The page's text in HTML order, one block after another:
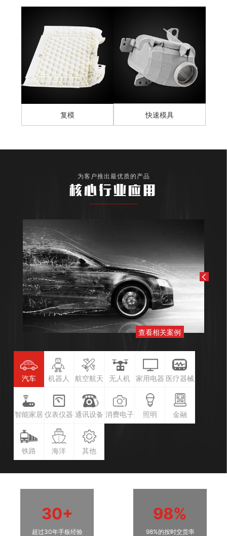
复模 快速模具
为客户推出最优质的产品
核心行业应用
查看相关案例
汽车 机器人 航空航天 无人机 家用电器 医疗器械
智能家居 仪表仪器 通讯设备 消费电子 照明 金融
铁路 海洋 其他
30+
超过30年手板经验
98%
98%的按时交货率